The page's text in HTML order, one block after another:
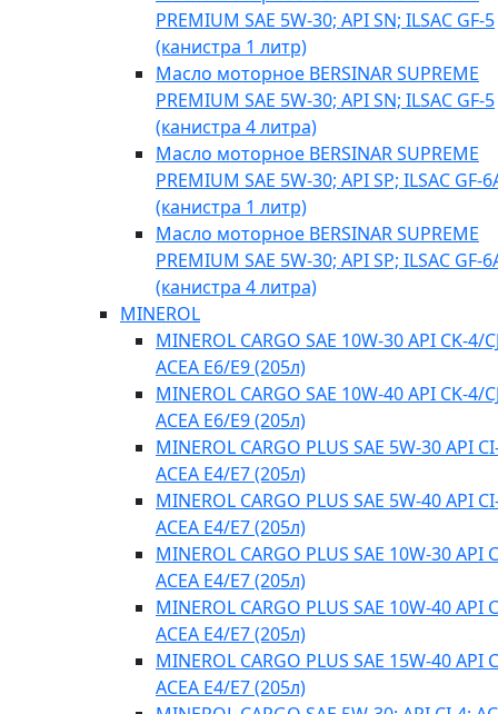
PREMIUM SAE 5W-30; API SN; ILSAC GF-5
(канистра 1 литр)
Масло моторное BERSINAR SUPREME
PREMIUM SAE 5W-30; API SN; ILSAC GF-5
(канистра 4 литра)
Масло моторное BERSINAR SUPREME
PREMIUM SAE 5W-30; API SP; ILSAC GF-
(канистра 1 литр)
Масло моторное BERSINAR SUPREME
PREMIUM SAE 5W-30; API SP; ILSAC GF-
(канистра 4 литра)
MINEROL
MINEROL CARGO SAE 10W-30 API CK-4/
ACEA E6/E9 (205л)
MINEROL CARGO SAE 10W-40 API CK-4/
ACEA E6/E9 (205л)
MINEROL CARGO PLUS SAE 5W-30 API
ACEA E4/Е7 (205л)
MINEROL CARGO PLUS SAE 5W-40 API
ACEA E4/Е7 (205л)
MINEROL CARGO PLUS SAE 10W-30 API
ACEA E4/Е7 (205л)
MINEROL CARGO PLUS SAE 10W-40 API
ACEA E4/Е7 (205л)
MINEROL CARGO PLUS SAE 15W-40 API
ACEA E4/Е7 (205л)